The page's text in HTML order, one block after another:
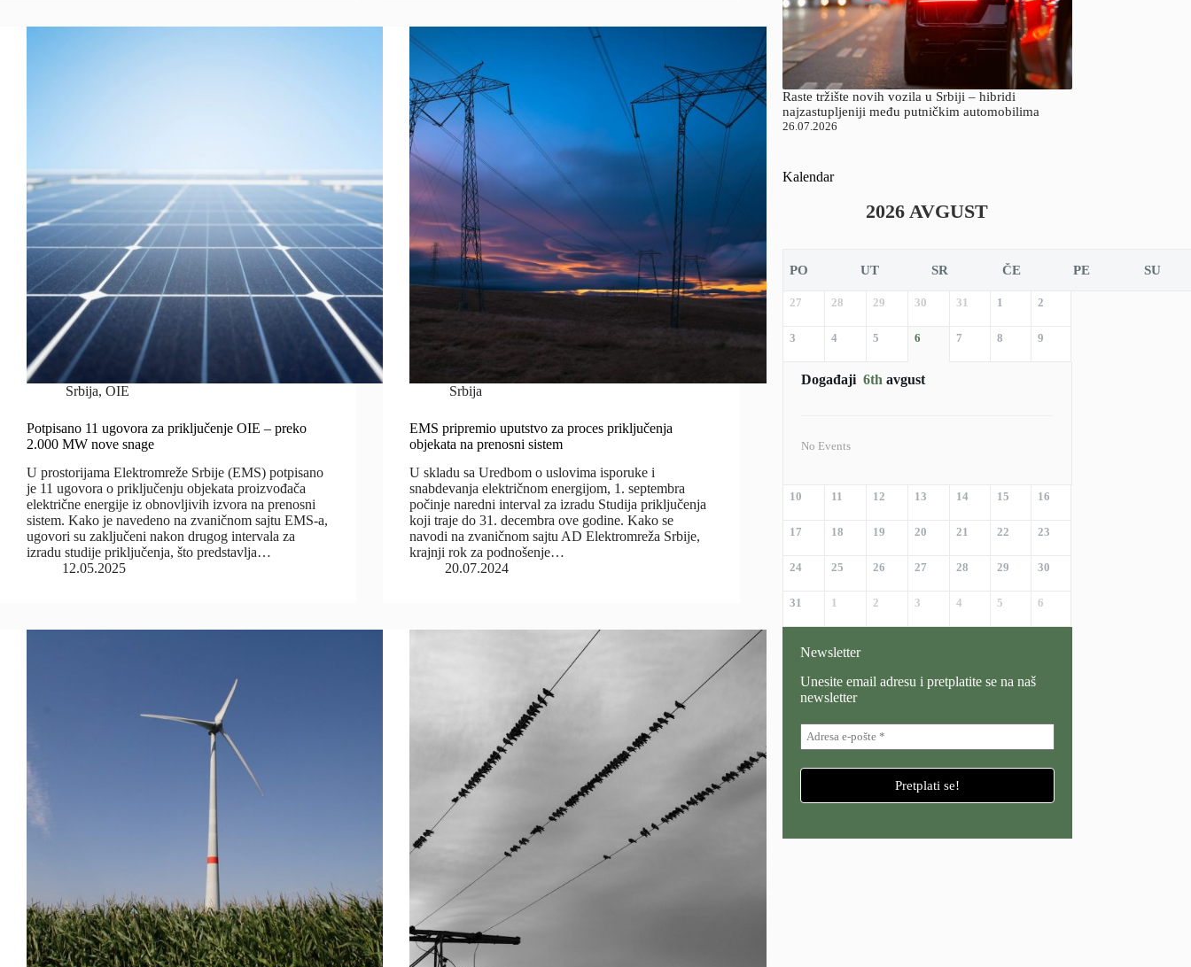
Srbija,OIE
Potpisano 11 ugovora za priključenje OIE – preko
2.000 MW nove snage
U prostorijama Elektromreže Srbije (EMS) potpisano
je 11 ugovora o priključenju objekata proizvođača
električne energije iz obnovljivih izvora na prenosni
sistem. Kako je navedeno na zvaničnom sajtu EMS-a,
ugovori su zaključeni nakon drugog intervala za
izradu studije priključenja, što predstavlja…
12.05.2025
Srbija
EMS pripremio uputstvo za proces priključenja
objekata na prenosni sistem
U skladu sa Uredbom o uslovima isporuke i
snabdevanja električnom energijom, 1. septembra
počinje naredni interval za izradu Studija priključenja
koji traje do 31. decembra ove godine. Kako se
navodi na zvaničnom sajtu AD Elektromreža Srbije,
krajnji rok za podnošenje…
20.07.2024
Raste tržište novih vozila u Srbiji – hibridi
najzastupljeniji među putničkim automobilima
26.07.2026
Kalendar
2026 AVGUST
PO UT SR ČE PE SU
27 28 29 30 31 1 2
3 4 5 6 7 8 9
Događaji 6th avgust
No Events
10 11 12 13 14 15 16
17 18 19 20 21 22 23
24 25 26 27 28 29 30
31 1 2 3 4 5 6
Newsletter
Unesite email adresu i pretplatite se na naš
newsletter